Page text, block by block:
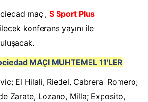
maçı, S Sport Plus
konferans yayını ile
MAÇI MUHTEMEL 11'LER
El Hilali, Riedel, Cabrera, Romero;
Zarate, Lozano, Milla; Exposito,